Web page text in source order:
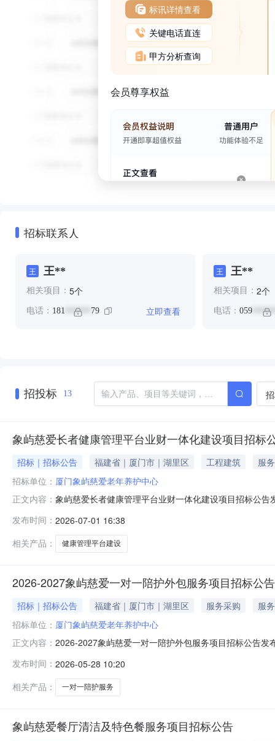
标讯详情查看
关键电话直连
甲方分析查询
会员尊享权益
招标联系人
王 王**
相关项目： 5个
电话： 181 ****** 79 立即查看
王 王**
相关项目： 2个
电话： 059
招投标 13
象屿慈爱长者健康管理平台业财一体化建设项目招标
招标｜招标公告 福建省｜厦门市｜湖里区 工程建筑
服务
招标单位： 厦门象屿慈爱老年养护中心
正文内容： 象屿慈爱长者健康管理平台业财一体化建设项目招标公
3、招标文件获取：请有意参加投标的单位，于报名截止
4、招
发布时间： 2026-07-01 16:38
相关产品：
健康管理平台建设
2026-2027象屿慈爱一对一陪护外包服务项目招标公告
招标｜招标公告 福建省｜厦门市｜湖里区 服务采购
服务
招标单位： 厦门象屿慈爱老年养护中心
正文内容： 2026-2027象屿慈爱一对一陪护外包服务项目招标公告
3、招标文件获取：请有意参加投标的单位，于报名截止
发布时间： 2026-05-28 10:20
相关产品：
一对一陪护服务
象屿慈爱餐厅清洁及特色餐服务项目招标公告